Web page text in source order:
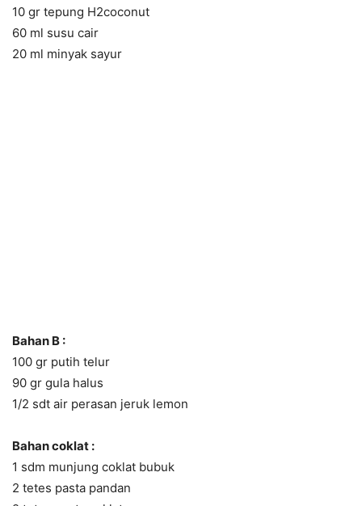
10 gr tepung H2coconut
60 ml susu cair
20 ml minyak sayur
Bahan B :
100 gr putih telur
90 gr gula halus
1/2 sdt air perasan jeruk lemon
Bahan coklat :
1 sdm munjung coklat bubuk
2 tetes pasta pandan